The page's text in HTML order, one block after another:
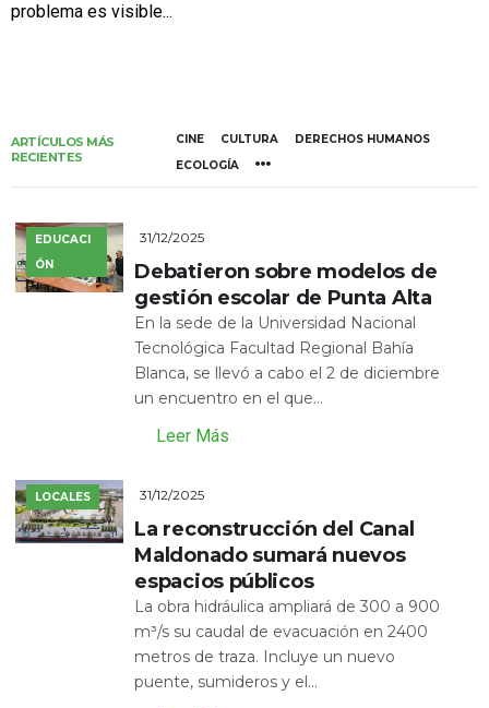
problema es visible...
ARTÍCULOS MÁS
RECIENTES
CINE CULTURA
DERECHOS HUMANOS
ECOLOGÍA
EDUCACI
ÓN
31/12/2025
Debatieron sobre modelos de
gestión escolar de Punta Alta
En la sede de la Universidad Nacional
Tecnológica Facultad Regional Bahía
Blanca, se llevó a cabo el 2 de diciembre
un encuentro en el que...
Leer Más
LOCALES 31/12/2025
La reconstrucción del Canal
Maldonado sumará nuevos
espacios públicos
La obra hidráulica ampliará de 300 a 900
m³/s su caudal de evacuación en 2400
metros de traza. Incluye un nuevo
puente, sumideros y el...